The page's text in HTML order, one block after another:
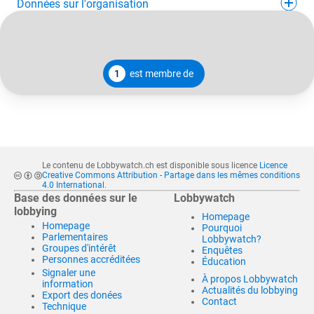
Données sur l'organisation
1 est membre de
Le contenu de Lobbywatch.ch est disponible sous licence Licence
Creative Commons Attribution - Partage dans les mêmes conditions
4.0 International .
Base des données sur le
lobbying
Homepage
Parlementaires
Groupes d'intérêt
Personnes accréditées
Signaler une
information
Export des donées
Technique
Lobbywatch
Homepage
Pourquoi
Lobbywatch?
Enquêtes
Éducation
À propos Lobbywatch
Actualités du lobbying
Contact